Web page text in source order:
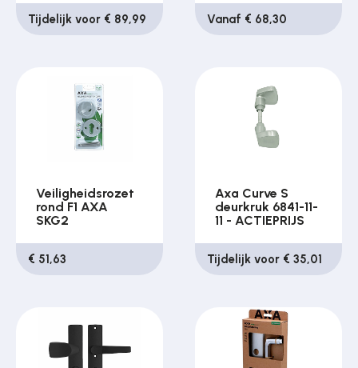
Tijdelijk voor € 89,99 Vanaf € 68,30
Veiligheidsrozet
rond F1 AXA
SKG2
€ 51,63
Axa Curve S
deurkruk 6841-11-
11 - ACTIEPRIJS
Tijdelijk voor € 35,01